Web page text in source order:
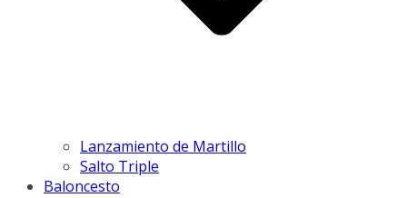
Lanzamiento de Martillo
Salto Triple
Baloncesto